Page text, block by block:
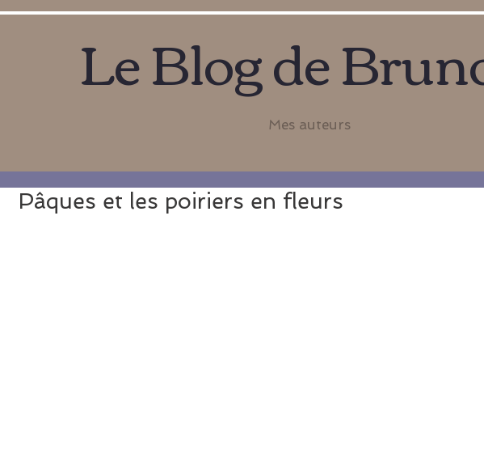
Mes auteurs
Le Blog de
Pâques et les poiriers en fleurs